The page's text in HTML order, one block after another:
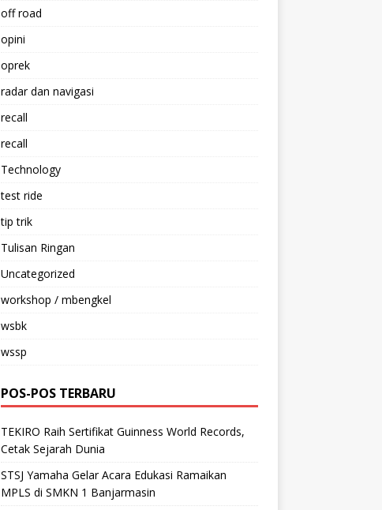
off road
opini
oprek
radar dan navigasi
recall
recall
Technology
test ride
tip trik
Tulisan Ringan
Uncategorized
workshop / mbengkel
wsbk
wssp
POS-POS TERBARU
TEKIRO Raih Sertifikat Guinness World Records,
Cetak Sejarah Dunia
STSJ Yamaha Gelar Acara Edukasi Ramaikan
MPLS di SMKN 1 Banjarmasin